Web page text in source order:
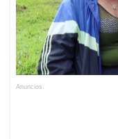
Anuncios.